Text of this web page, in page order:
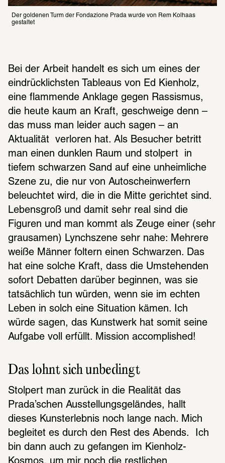
Der goldenen Turm der Fondazione Prada wurde von Rem Kolhaas
gestaltet
Bei der Arbeit handelt es sich um eines der
eindrücklichsten Tableaus von Ed Kienholz,
eine flammende Anklage gegen Rassismus,
die heute kaum an Kraft, geschweige denn –
das muss man leider auch sagen – an
Aktualität  verloren hat. Als Besucher betritt
man einen dunklen Raum und stolpert  in
tiefem schwarzen Sand auf eine unheimliche
Szene zu, die nur von Autoscheinwerfern
beleuchtet wird, die in die Mitte gerichtet sind.
Lebensgroß und damit sehr real sind die
Figuren und man kommt als Zeuge einer (sehr
grausamen) Lynchszene sehr nahe: Mehrere
weiße Männer foltern einen Schwarzen. Das
hat eine solche Kraft, dass die Umstehenden
sofort Debatten darüber beginnen, was sie
tatsächlich tun würden, wenn sie im echten
Leben in solch eine Situation kämen. Ich
würde sagen, das Kunstwerk hat somit seine
Aufgabe voll erfüllt. Mission accomplished!
Das lohnt sich unbedingt
Stolpert man zurück in die Realität das
Prada’schen Ausstellungsgeländes, hallt
dieses Kunsterlebnis noch lange nach. Mich
begleitet es durch den Rest des Abends.  Ich
bin dann auch zu gefangen im Kienholz-